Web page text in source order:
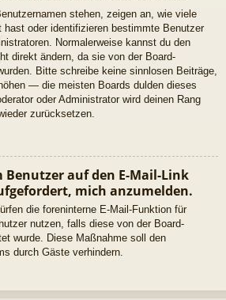
stehen, zeigen an, wie viele
hast oder identifizieren bestimmte Benutzer
Normalerweise kannst du den
direkt ändern, da sie von der Board-
Bitte schreibe keine sinnlosen Beiträge,
— die meisten Boards dulden dieses
oder Administrator wird deinen Rang
zurücksetzen.
Benutzer auf den E-Mail-Link
mich anzumelden.
die foreninterne E-Mail-Funktion für
nutzen, falls diese von der Board-
wurde. Diese Maßnahme soll den
durch Gäste verhindern.